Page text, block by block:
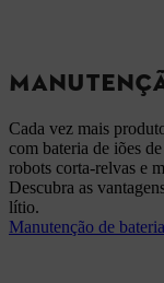
Cada vez mais
com bateria de iões
robots corta-relvas e
Descubra as
lítio.
Manutenção de